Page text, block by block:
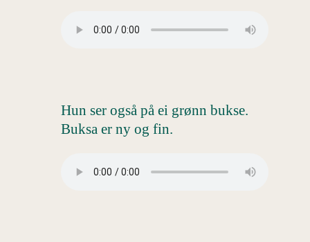
Hun ser også på ei grønn bukse.
Buksa er ny og fin.